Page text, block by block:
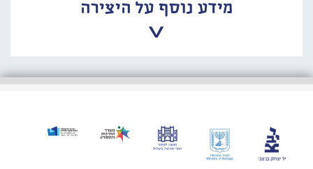
מידע נוסף על היצירה